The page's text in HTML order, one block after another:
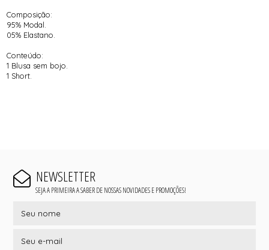
Composição:
95% Modal.
05% Elastano.
Conteúdo:
1 Blusa sem bojo.
1 Short.
NEWSLETTER
SEJA A PRIMEIRA A SABER DE NOSSAS NOVIDADES E PROMOÇÕES!